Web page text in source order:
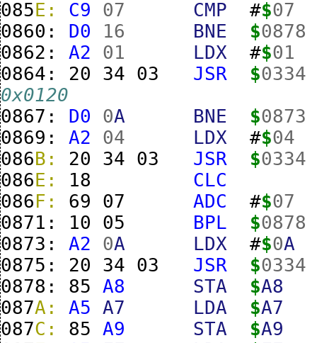
085E: C9 07 CMP #$07
0860:
D0 16 BNE $0878
0862:
A2 01 LDX #$01
0864:
20 34 03 JSR $0334
0x0120
0867:
D0 0A BNE $0873
0869:
A2 04 LDX #$04
086B: 20 34 03 JSR $0334
086E: 18
CLC
086F: 69 07 ADC #$07
0871:
10 05 BPL $0878
0873:
A2 0A LDX #$0A
0875:
20 34 03 JSR $0334
0878:
85 A8 STA $A8
087A: A5 A7 LDA $A7
087C: 85 A9 STA $A9